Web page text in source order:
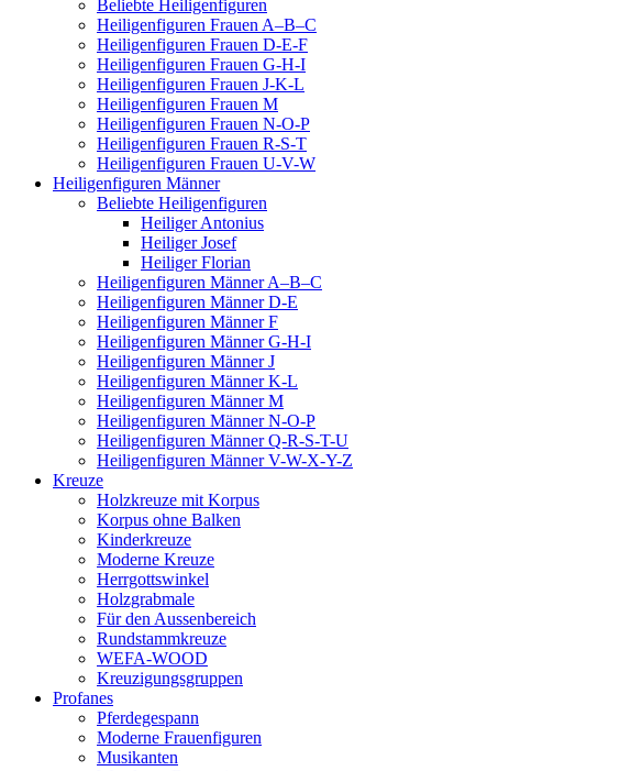
Beliebte Heiligenfiguren
Heiligenfiguren Frauen A–B–C
Heiligenfiguren Frauen D-E-F
Heiligenfiguren Frauen G-H-I
Heiligenfiguren Frauen J-K-L
Heiligenfiguren Frauen M
Heiligenfiguren Frauen N-O-P
Heiligenfiguren Frauen R-S-T
Heiligenfiguren Frauen U-V-W
Heiligenfiguren Männer
Beliebte Heiligenfiguren
Heiliger Antonius
Heiliger Josef
Heiliger Florian
Heiligenfiguren Männer A–B–C
Heiligenfiguren Männer D-E
Heiligenfiguren Männer F
Heiligenfiguren Männer G-H-I
Heiligenfiguren Männer J
Heiligenfiguren Männer K-L
Heiligenfiguren Männer M
Heiligenfiguren Männer N-O-P
Heiligenfiguren Männer Q-R-S-T-U
Heiligenfiguren Männer V-W-X-Y-Z
Kreuze
Holzkreuze mit Korpus
Korpus ohne Balken
Kinderkreuze
Moderne Kreuze
Herrgottswinkel
Holzgrabmale
Für den Aussenbereich
Rundstammkreuze
WEFA-WOOD
Kreuzigungsgruppen
Profanes
Pferdegespann
Moderne Frauenfiguren
Musikanten